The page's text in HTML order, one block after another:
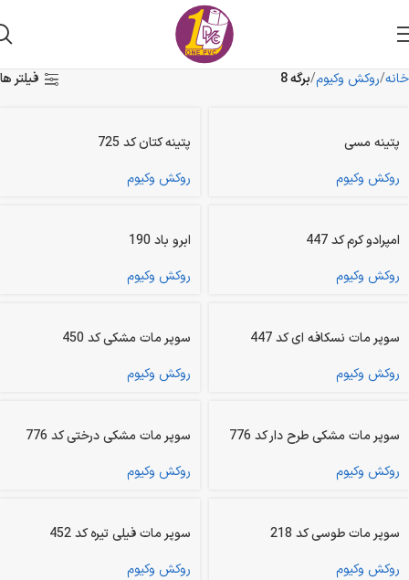
خانه روکش وکیوم برگه 8 فیلتر ها
پتینه مسی
روکش وکیوم
پتینه کتان کد 725
روکش وکیوم
امپرادو کرم کد 447
روکش وکیوم
ابرو باد 190
روکش وکیوم
سوپر مات نسکافه ای کد 447
روکش وکیوم
سوپر مات مشکی کد 450
روکش وکیوم
سوپر مات مشکی طرح دار کد 776
روکش وکیوم
سوپر مات مشکی درختی کد 776
روکش وکیوم
سوپر مات طوسی کد 218
روکش وکیوم
سوپر مات فیلی تیره کد 452
روکش وکیوم